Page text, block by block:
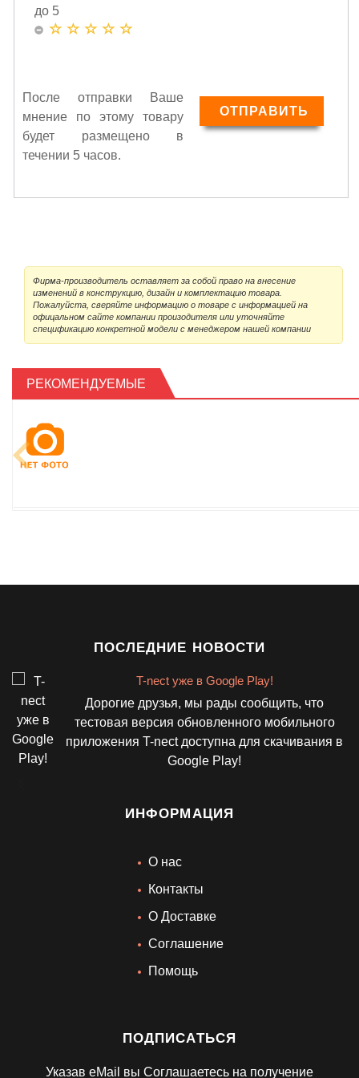
до 5
После отправки Ваше
мнение по этому товару
будет размещено в
течении 5 часов.
Фирма-производитель оставляет за собой право на внесение
изменений в конструкцию, дизайн и комплектацию товара.
Пожалуйста, сверяйте информацию о товаре с информацией на
офицальном сайте компании произодителя или уточняйте
спецификацию конкретной модели с менеджером нашей компании
РЕКОМЕНДУЕМЫЕ
ПОСЛЕДНИЕ НОВОСТИ
T-nect уже в Google Play!
Дорогие друзья, мы рады сообщить, что
тестовая версия обновленного мобильного
приложения T-nect доступна для скачивания в
Google Play!
ИНФОРМАЦИЯ
О нас
Контакты
О Доставке
Cоглашение
Помощь
ПОДПИСАТЬСЯ
Указав eMail вы Соглашаетесь на получение